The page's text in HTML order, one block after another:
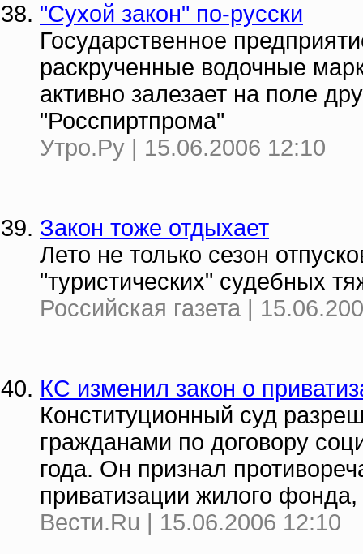
"Сухой закон" по-русски
Государственное
раскрученные водочные
активно залезает на поле
"Росспиртпрома"
Утро.Ру | 15.06.2006 12:10
Закон тоже отдыхает
Лето не только сезон
"туристических" судебных
Российская газета |
КС изменил закон о
Конституционный суд
гражданами по договору
года. Он признал
приватизации жилого
Вести.Ru | 15.06.2006 12:10